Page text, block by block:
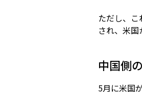
ただし、
され、米国
中国側
5月に米国